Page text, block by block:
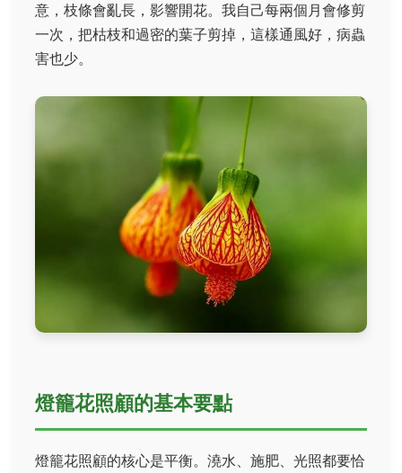
意，枝條會亂長，影響開花。我自己每兩個月會修剪
一次，把枯枝和過密的葉子剪掉，這樣通風好，病蟲
害也少。
燈籠花照顧的基本要點
燈籠花照顧的核心是平衡。澆水、施肥、光照都要恰